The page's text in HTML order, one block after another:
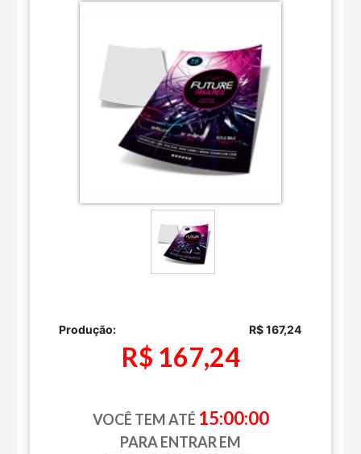
VOCÊ TEM ATÉ 15:00:00
PARA ENTRAR EM
Produção: R$ 167,24
R$ 167,24